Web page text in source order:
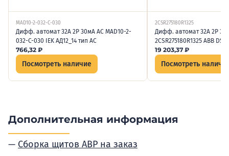
MAD10-2-032-C-030
Дифф. автомат 32А 2P 30мА AC MAD10-2-
032-C-030 IEK АД12_14 тип AC
766,32 ₽
Посмотреть наличие
2CSR275180R1325
Дифф. автомат 32А 2P
2CSR275180R1325 ABB
19 203,37 ₽
Посмотреть
Дополнительная информация
Сборка щитов АВР на заказ